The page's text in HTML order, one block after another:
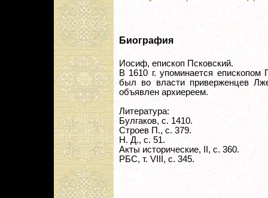
Биография
Иосиф, епископ Псковский.
В 1610 г. упоминается
был во власти приверженцев
объявлен архиереем.
Литература:
Булгаков, с. 1410.
Строев П., с. 379.
Н. Д., с. 51.
Акты исторические, II, с. 360.
РБС, т. VIII, с. 345.